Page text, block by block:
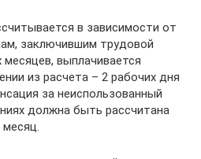
в зависимости от
заключившим трудовой
выплачивается
из расчета – 2 рабочих дня
за неиспользованный
должна быть рассчитана
месяц.